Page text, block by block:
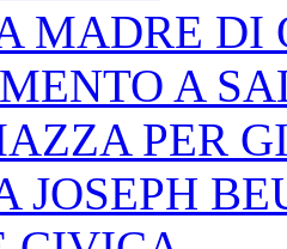
MADRE DI
A
PER
JOSEPH